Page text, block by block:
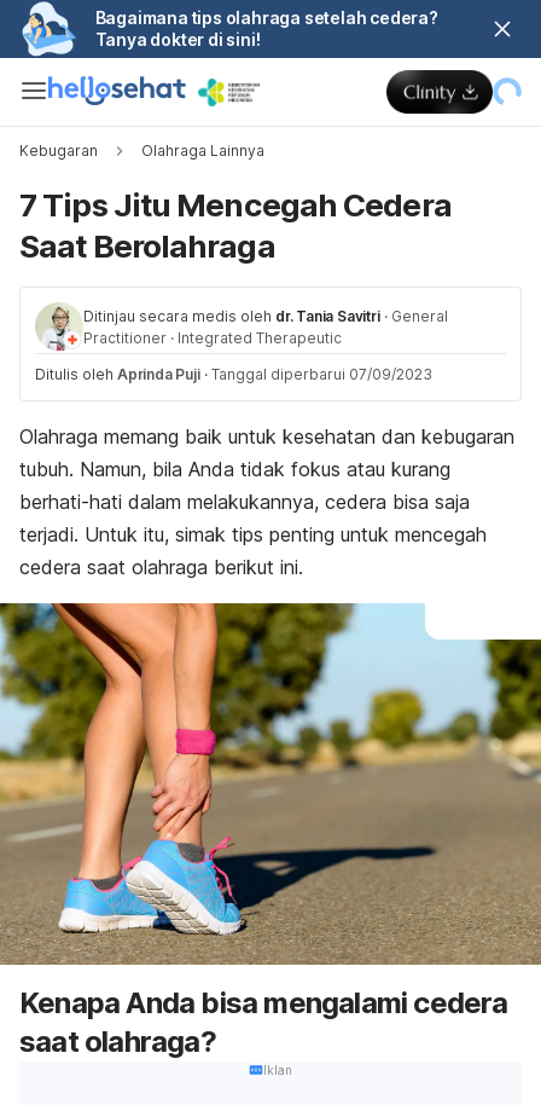
Bagaimana tips olahraga setelah cedera?
Tanya dokter di sini!
Kebugaran Olahraga Lainnya
7 Tips Jitu Mencegah Cedera
Saat Berolahraga
Ditinjau secara medis oleh dr. Tania Savitri · General
Practitioner · Integrated Therapeutic
Ditulis oleh Aprinda Puji · Tanggal diperbarui 07/09/2023
Olahraga memang baik untuk kesehatan dan kebugaran
tubuh. Namun, bila Anda tidak fokus atau kurang
berhati-hati dalam melakukannya, cedera bisa saja
terjadi. Untuk itu, simak tips penting untuk mencegah
cedera saat olahraga berikut ini.
Kenapa Anda bisa mengalami cedera
saat olahraga?
Iklan